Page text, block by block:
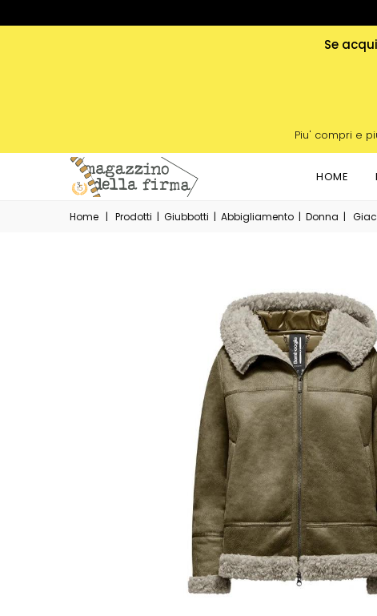
Se
Piu' compri e
HOME
Home | Prodotti | Giubbotti | Abbigliamento | Donna |